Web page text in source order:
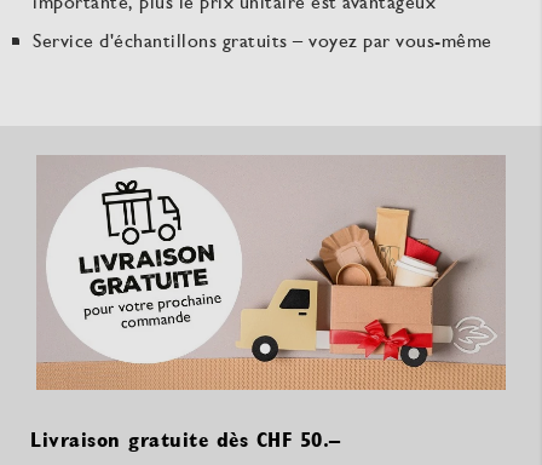
Service d'échantillons gratuits – voyez par vous-même
Livraison gratuite dès CHF 50.–